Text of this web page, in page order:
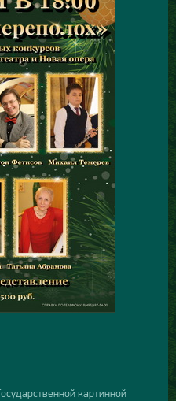
картинной